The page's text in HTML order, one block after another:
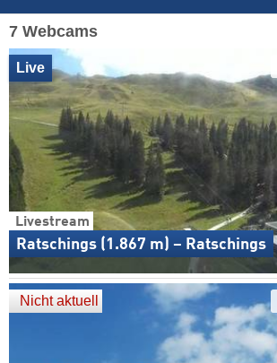
7 Webcams
Livestream
Ratschings (1.867 m) – Ratschings
Live
Nicht aktuell